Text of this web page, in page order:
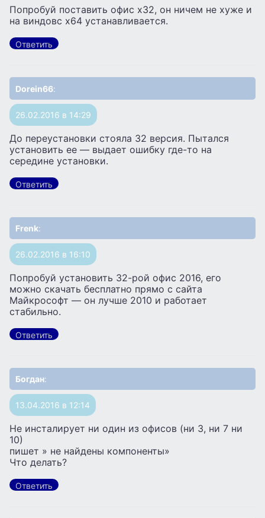
Попробуй поставить офис x32, он ничем не хуже и
на виндовс x64 устанавливается.
Ответить
Dorein66:
26.02.2016 в 14:29
До переустановки стояла 32 версия. Пытался
установить ее — выдает ошибку где-то на
середине установки.
Ответить
Frenk:
26.02.2016 в 16:10
Попробуй установить 32-рой офис 2016, его
можно скачать бесплатно прямо с сайта
Майкрософт — он лучше 2010 и работает
стабильно.
Ответить
Богдан:
13.04.2016 в 12:14
Не инсталирует ни один из офисов (ни 3, ни 7 ни
10)
пишет » не найдены компоненты»
Что делать?
Ответить